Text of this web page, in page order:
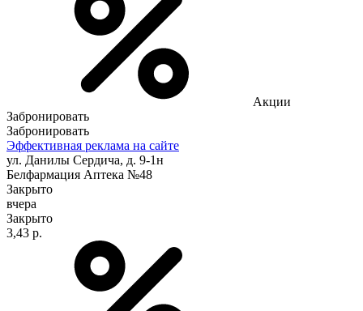
Акции
Забронировать
Забронировать
Эффективная реклама на сайте
ул. Данилы Сердича, д. 9-1н
Белфармация Аптека №48
Закрыто
вчера
Закрыто
3,43 р.